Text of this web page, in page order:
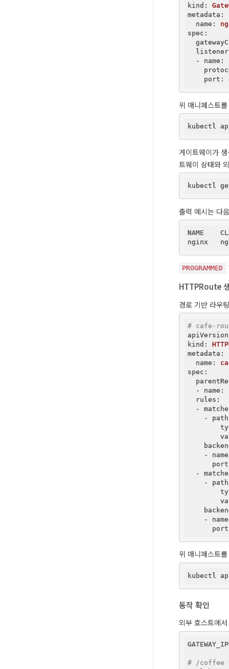
kind:
metadata:
  name:
spec:
  - name:
    port:
위 매니페스트
게이트웨이가
트웨이 상태와
출력 예시는 다
NAME
PROGRAMMED
HTTPRoute
경로 기반 라우
# cafe-
kind:
metadata:
  name:
spec:
  - name:
  rules:
-
-
-
-
-
-
위 매니페스트
동작 확인
외부 호스트에
# /coffee